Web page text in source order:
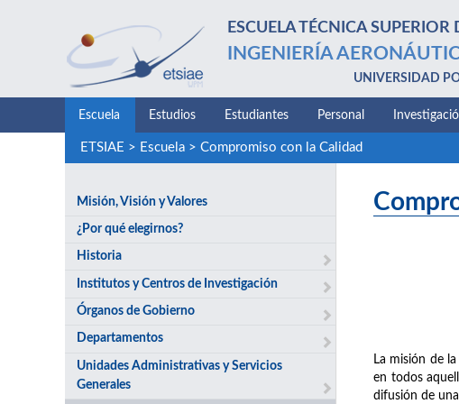
ESCUELA TÉCNICA SUPERIOR
INGENIERÍA
UNIVERSIDAD
Escuela Estudios Estudiantes Personal
ETSIAE > Escuela> Compromiso con la Calidad
Misión, Visión y Valores
¿Por qué elegirnos?
Historia
Institutos y Centros de Investigación
Órganos de Gobierno
Departamentos
Unidades Administrativas y Servicios
Generales
La misión de
en todos
difusión de